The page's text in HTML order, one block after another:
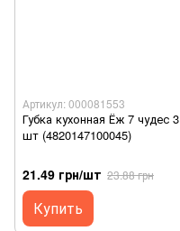
Артикул: 000081553
Губка кухонная Ёж 7 чудес 3
шт (4820147100045)
21.49 грн/шт 23.88 грн
Купить